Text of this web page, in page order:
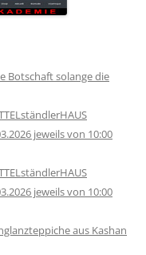
Botschaft solange die
jeweils von 10:00
jeweils von 10:00
aus Kashan